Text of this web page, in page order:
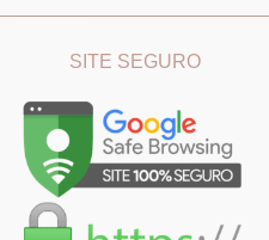
SITE SEGURO